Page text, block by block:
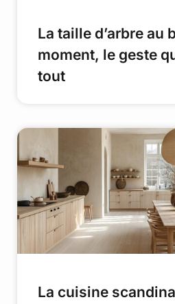
La taille d’arbre au
moment, le geste
tout
La cuisine